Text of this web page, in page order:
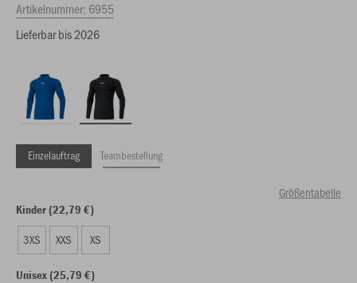
Artikelnummer: 6955
Lieferbar bis 2026
Einzelauftrag Teambestellung
Größentabelle
Kinder (22,79 €)
3XS XXS XS
Unisex (25,79 €)